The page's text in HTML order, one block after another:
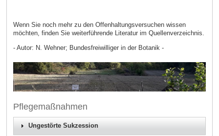
Wenn Sie noch mehr zu den Offenhaltungsversuchen wissen
möchten, finden Sie weiterführende Literatur im Quellenverzeichnis.
- Autor: N. Wehner; Bundesfreiwilliger in der Botanik -
Pflegemaßnahmen
Ungestörte Sukzession